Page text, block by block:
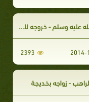
- خروجه للهجرة - في غار ثور
2393
- زواجه بخديجة